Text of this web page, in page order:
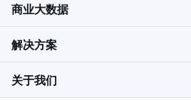
商业大数据
解决方案
关于我们